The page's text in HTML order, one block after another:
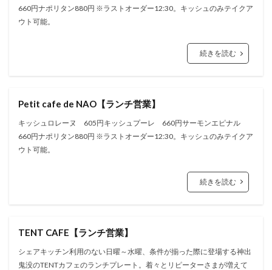
660円ナポリタン880円 ※ラストオーダー12:30。キッシュのみテイクア
ウト可能。
続きを読む
Petit cafe de NAO【ランチ営業】
キッシュロレーヌ 605円キッシュプーレ 660円サーモンエピナル
660円ナポリタン880円 ※ラストオーダー12:30。キッシュのみテイクア
ウト可能。
続きを読む
TENT CAFE【ランチ営業】
シェアキッチン利用のない日曜～水曜、条件が揃った際に登場する神出
鬼没のTENTカフェのランチプレート。着々とリピーターさまが増えて